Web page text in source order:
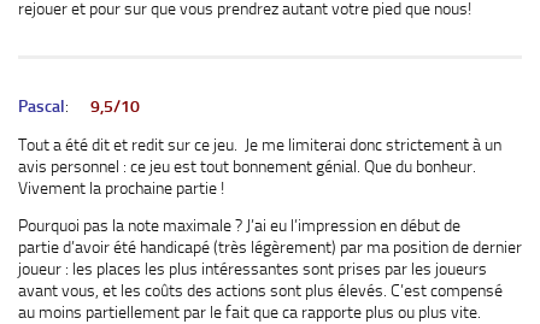
rejouer et pour sur que vous prendrez autant votre pied que nous!
Pascal: 9,5/10
Tout a été dit et redit sur ce jeu. Je me limiterai donc strictement à un
avis personnel : ce jeu est tout bonnement génial. Que du bonheur.
Vivement la prochaine partie !
Pourquoi pas la note maximale ? J’ai eu l’impression en début de
partie d’avoir été handicapé (très légèrement) par ma position de dernier
joueur : les places les plus intéressantes sont prises par les joueurs
avant vous, et les coûts des actions sont plus élevés. C’est compensé
au moins partiellement par le fait que ca rapporte plus ou plus vite.